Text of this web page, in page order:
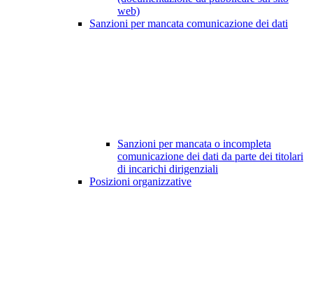
web)
Sanzioni per mancata comunicazione dei dati
Sanzioni per mancata o incompleta
comunicazione dei dati da parte dei titolari
di incarichi dirigenziali
Posizioni organizzative